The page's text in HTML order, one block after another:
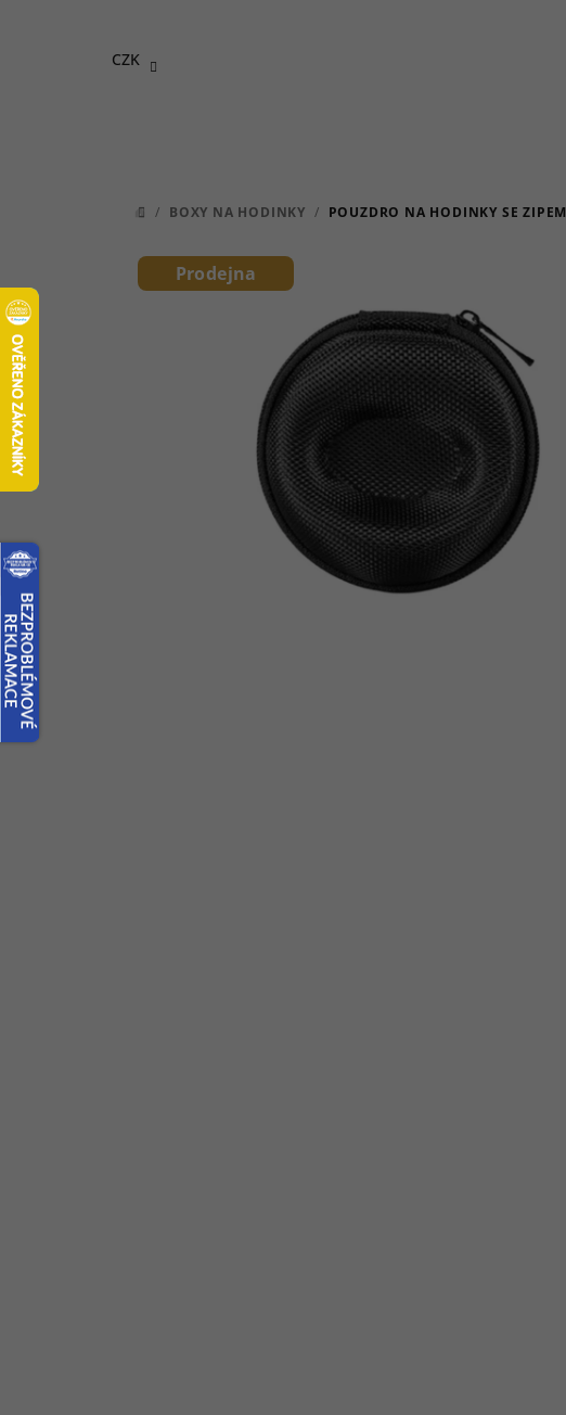
CZK
DOMŮ
/ BOXY NA HODINKY / POUZDRO NA HODINKY SE ZIPEM
Prodejna